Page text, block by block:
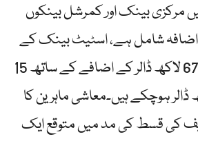
مرکزی بینک اور کمرشل بینکوں
اضافہ شامل ہے، اسٹیٹ بینک کے
اپنے ذخائر ایک کروڑ 67 لاکھ ڈالر کے اضافے کے ساتھ 15
کروڑ 74 لاکھ ڈالر ہوچکے ہیں۔معاشی ماہرین کا
ایف کی قسط کی مد میں متوقع ایک